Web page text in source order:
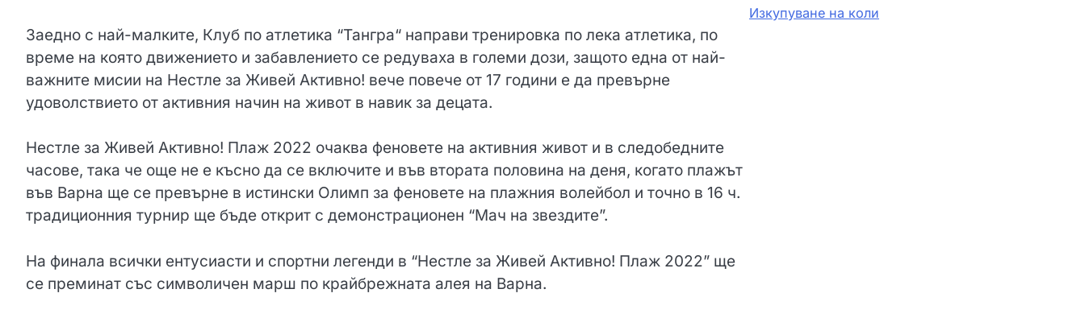
Заедно с най-малките, Клуб по атлетика “Тангра“ направи тренировка по лека атлетика, по
време на която движението и забавлението се редуваха в големи дози, защото една от най-
важните мисии на Нестле за Живей Активно! вече повече от 17 години е да превърне
удоволствието от активния начин на живот в навик за децата.
Нестле за Живей Активно! Плаж 2022 очаква феновете на активния живот и в следобедните
часове, така че още не е късно да се включите и във втората половина на деня, когато плажът
във Варна ще се превърне в истински Олимп за феновете на плажния волейбол и точно в 16 ч.
традиционния турнир ще бъде открит с демонстрационен “Мач на звездите”.
На финала всички ентусиасти и спортни легенди в “Нестле за Живей Активно! Плаж 2022” ще
се преминат със символичен марш по крайбрежната алея на Варна.
Изкупуване на коли